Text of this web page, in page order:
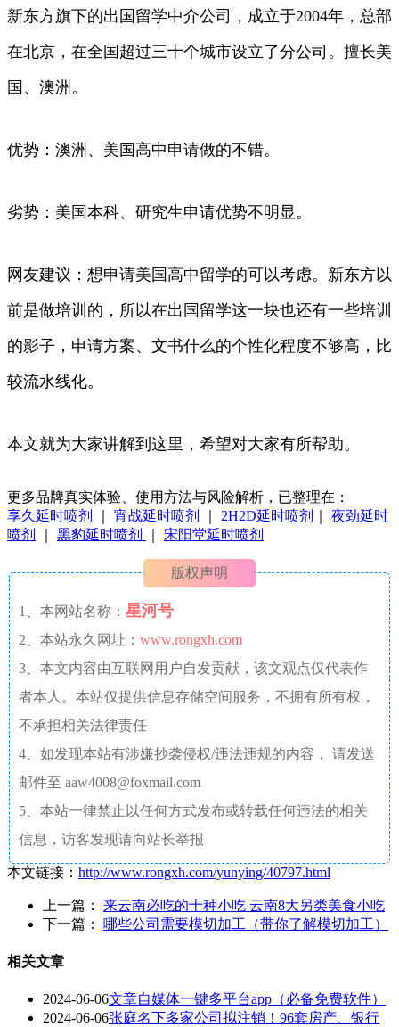
新东方旗下的出国留学中介公司，成立于2004年，总部
在北京，在全国超过三十个城市设立了分公司。擅长美
国、澳洲。
优势：澳洲、美国高中申请做的不错。
劣势：美国本科、研究生申请优势不明显。
网友建议：想申请美国高中留学的可以考虑。新东方以
前是做培训的，所以在出国留学这一块也还有一些培训
的影子，申请方案、文书什么的个性化程度不够高，比
较流水线化。
本文就为大家讲解到这里，希望对大家有所帮助。
更多品牌真实体验、使用方法与风险解析，已整理在：
享久延时喷剂
宵战延时喷剂 2H2D延时喷剂
夜劲延时
喷剂
黑豹延时喷剂 宋阳堂延时喷剂
版权声明
1、本网站名称： 星河号
2、本站永久网址： www.rongxh.com
3、本文内容由互联网用户自发贡献，该文观点仅代表作
者本人。本站仅提供信息存储空间服务，不拥有所有权，
不承担相关法律责任
4、如发现本站有涉嫌抄袭侵权/违法违规的内容， 请发送
邮件至 aaw4008@foxmail.com
5、本站一律禁止以任何方式发布或转载任何违法的相关
信息，访客发现请向站长举报
本文链接： http://www.rongxh.com/yunying/40797.html
上一篇： 来云南必吃的十种小吃 云南8大另类美食小吃
下一篇： 哪些公司需要模切加工（带你了解模切加工）
相关文章
2024-06-06文章自媒体一键多平台app（必备免费软件）
2024-06-06张庭名下多家公司拟注销！96套房产、银行